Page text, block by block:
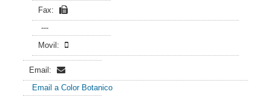
Fax:
---
Movil:
Email:
Email a Color Botanico